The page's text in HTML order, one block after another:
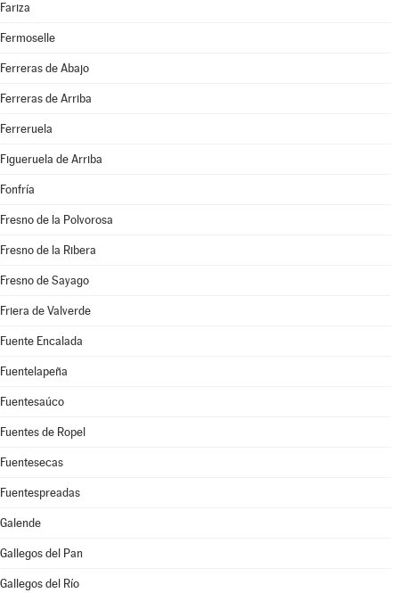
Fariza
Fermoselle
Ferreras de Abajo
Ferreras de Arriba
Ferreruela
Figueruela de Arriba
Fonfría
Fresno de la Polvorosa
Fresno de la Ribera
Fresno de Sayago
Friera de Valverde
Fuente Encalada
Fuentelapeña
Fuentesaúco
Fuentes de Ropel
Fuentesecas
Fuentespreadas
Galende
Gallegos del Pan
Gallegos del Río